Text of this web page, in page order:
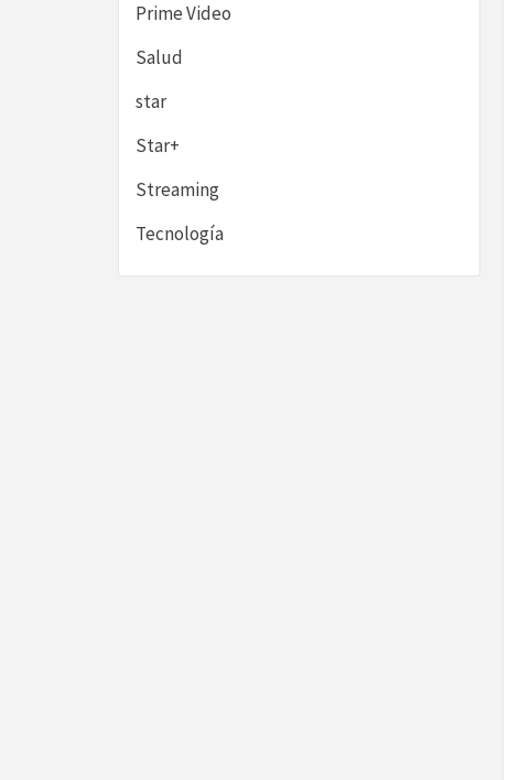
Prime Video
Salud
star
Star+
Streaming
Tecnología